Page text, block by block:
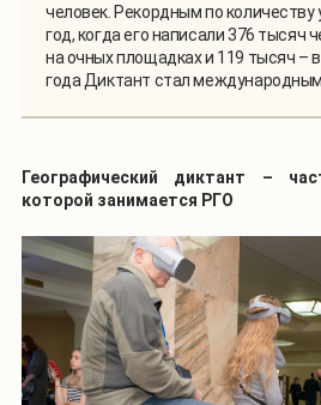
человек. Рекордным по количеству
год, когда его написали 376 тысяч
на очных площадках и 119 тысяч –
года Диктант стал международным.
Географический диктант –
которой занимается РГО